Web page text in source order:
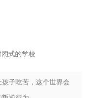
闭式的学校
孩子吃苦，这个世界会